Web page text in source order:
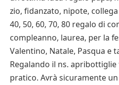
zio, fidanzato, nipote,
40, 50, 60, 70, 80 regalo di
compleanno, laurea, per la
Valentino, Natale, Pasqua e
Regalando il ns.
pratico. Avrà sicuramente